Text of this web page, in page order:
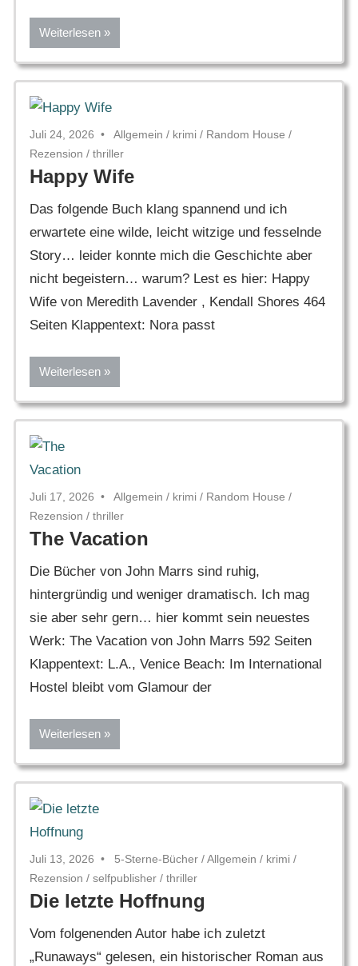
Weiterlesen
Juli 24, 2026 Allgemein / krimi / Random House /
Rezension / thriller
Happy Wife
Das folgende Buch klang spannend und ich
erwartete eine wilde, leicht witzige und fesselnde
Story… leider konnte mich die Geschichte aber
nicht begeistern… warum? Lest es hier: Happy
Wife von Meredith Lavender , Kendall Shores 464
Seiten Klappentext: Nora passt
Weiterlesen
Juli 17, 2026 Allgemein / krimi / Random House /
Rezension / thriller
The Vacation
Die Bücher von John Marrs sind ruhig,
hintergründig und weniger dramatisch. Ich mag
sie aber sehr gern… hier kommt sein neuestes
Werk: The Vacation von John Marrs 592 Seiten
Klappentext: L.A., Venice Beach: Im International
Hostel bleibt vom Glamour der
Weiterlesen
Juli 13, 2026 5-Sterne-Bücher /Allgemein / krimi /
Rezension / selfpublisher / thriller
Die letzte Hoffnung
Vom folgenenden Autor habe ich zuletzt
„Runaways“ gelesen, ein historischer Roman aus